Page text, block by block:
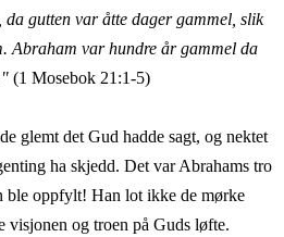
da gutten var åtte dager gammel, slik
Abraham var hundre år gammel da
(1 Mosebok 21:1-5)
glemt det Gud hadde sagt, og nektet
ha skjedd. Det var Abrahams tro
ble oppfylt! Han lot ikke de mørke
visjonen og troen på Guds løfte.